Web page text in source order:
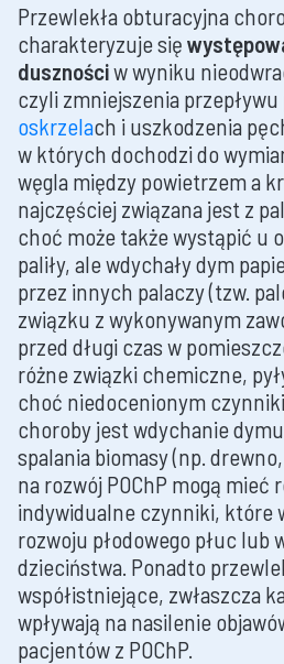
Przewlekła obturacyjna
charakteryzuje się
dusznościw wyniku
czyli zmniejszenia
oskrzelach i uszkodzenia
w których dochodzi do
węgla między powietrzem a
najczęściej związana jest z
choć może także wystąpić u
paliły, ale wdychały dym
przez innych palaczy (tzw.
związku z wykonywanym
przed długi czas w
różne związki chemiczne,
choć niedocenionym
choroby jest wdychanie
spalania biomasy (np.
na rozwój POChP mogą mieć
indywidualne czynniki, które
rozwoju płodowego płuc lub
dzieciństwa. Ponadto
współistniejące, zwłaszcza
wpływają na nasilenie
pacjentów z POChP.